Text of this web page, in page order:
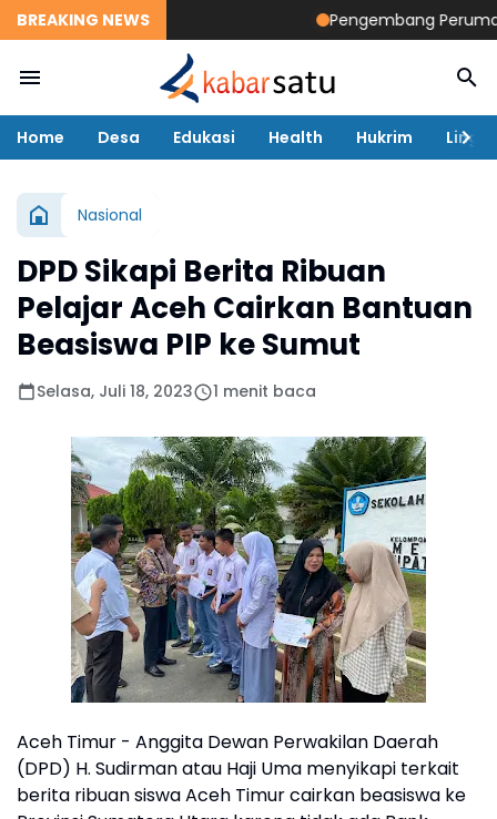
BREAKING NEWS Pengembang
Home Desa Edukasi Health Hukrim
Nasional
DPD Sikapi Berita Ribuan
Pelajar Aceh Cairkan Bantuan
Beasiswa PIP ke Sumut
Selasa, Juli 18, 2023 1 menit baca
Aceh Timur - Anggita Dewan Perwakilan Daerah
(DPD) H. Sudirman atau Haji Uma menyikapi terkait
berita ribuan siswa Aceh Timur cairkan beasiswa ke